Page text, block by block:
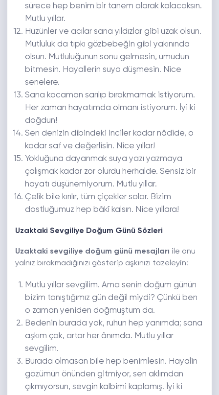
sürece hep benim bir tanem olarak kalacaksın.
Mutlu yıllar.
Hüzünler ve acılar sana yıldızlar gibi uzak olsun.
Mutluluk da tıpkı gözbebeğin gibi yakınında
olsun. Mutluluğunun sonu gelmesin, umudun
bitmesin. Hayallerin suya düşmesin. Nice
senelere.
Sana kocaman sarılıp bırakmamak istiyorum.
Her zaman hayatımda olmanı istiyorum. İyi ki
doğdun!
Sen denizin dibindeki inciler kadar nâdide, o
kadar saf ve değerlisin. Nice yıllar!
Yokluğuna dayanmak suya yazı yazmaya
çalışmak kadar zor olurdu herhalde. Sensiz bir
hayatı düşünemiyorum. Mutlu yıllar.
Çelik bile kırılır, tüm çiçekler solar. Bizim
dostluğumuz hep bâkî kalsın. Nice yıllara!
Uzaktaki Sevgiliye Doğum Günü Sözleri
Uzaktaki sevgiliye doğum günü mesajları ile onu
yalnız bırakmadığınızı gösterip aşkınızı tazeleyin:
Mutlu yıllar sevgilim. Ama senin doğum günün
bizim tanıştığımız gün değil miydi? Çünkü ben
o zaman yeniden doğmuştum da.
Bedenin burada yok, ruhun hep yanımda; sana
aşkım çok, artar her ânımda. Mutlu yıllar
sevgilim.
Burada olmasan bile hep benimlesin. Hayalin
gözümün önünden gitmiyor, sen aklımdan
çıkmıyorsun, sevgin kalbimi kaplamış. İyi ki